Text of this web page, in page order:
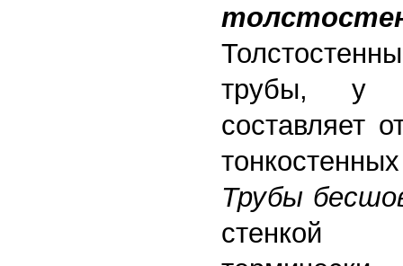
трубы, у
составляет
Трубы
стенкой